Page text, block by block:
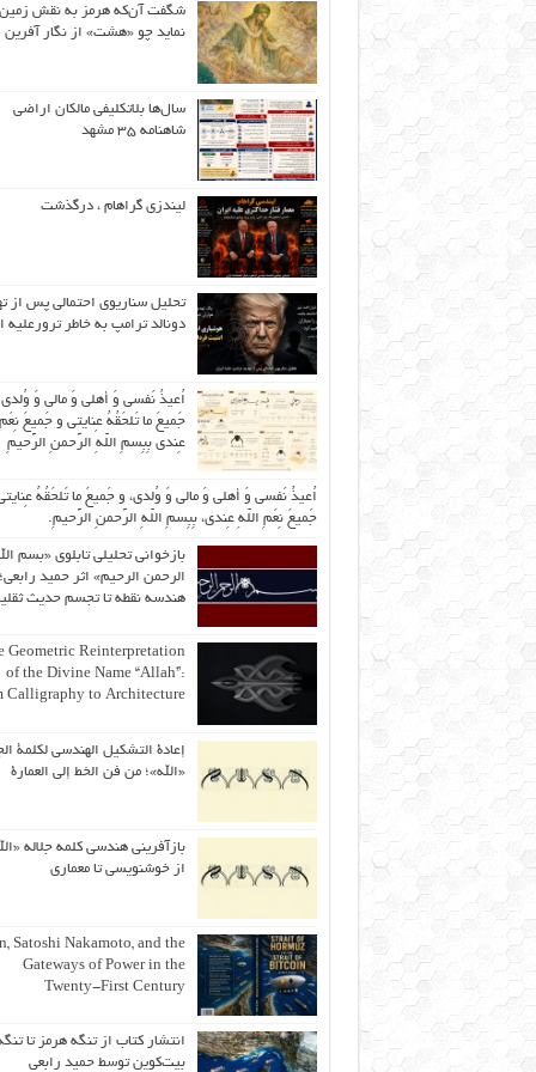
شگفت آن‌که هرمز به نقش زمین
نماید چو «هشت» از نگار آفرین
سال‌ها بلاتکلیفی مالکان اراضی
شاهنامه ۳۵ مشهد
لیندزی گراهام ، درگذشت
تحلیل سناریوی احتمالی پس از
دونالد ترامپ به خاطر ترورعلیه
اُعیذُ نَفسی وَ أهلی وَ مالی وَ
جَمیعَ ما تَلحَقُهُ عِنایتی و جَمیعَ نِعَمِ
عِندی بِبِسمِ اللّهِ الرَّحمنِ الرَّحیمِ
اُعیذُ نَفسی وَ أهلی وَ مالی وَ وُلدی، و جَمیعَ ما تَلحَقُهُ
جَمیعَ نِعَمِ اللّهِ عِندی، بِبِسمِ اللّهِ الرَّحمنِ الرَّحیمِ.
بازخوانی تحلیلی تابلوی «بسم
الرحمن الرحیم» اثر حمید رابعی؛
هندسه نقطه تا تجسم حدیث
Geometric Reinterpretation
of the Divine Name “Allah”:
Calligraphy to Architecture
إعادة التشكيل الهندسي لكلمة
«الله»؛ من فن الخط إلى العمارة
بازآفرینی هندسی کلمه جلاله
از خوشنویسی تا معماری
Satoshi Nakamoto, and the
Gateways of Power in the
Twenty-First Century
انتشار کتاب از تنگه هرمز تا
بیت‌کوین توسط حمید رابعی